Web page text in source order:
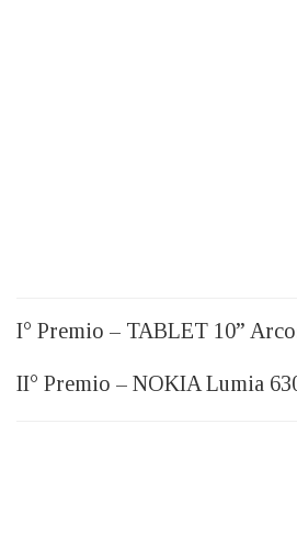
I° Premio – TABLET 10”
II° Premio – NOKIA Lumia